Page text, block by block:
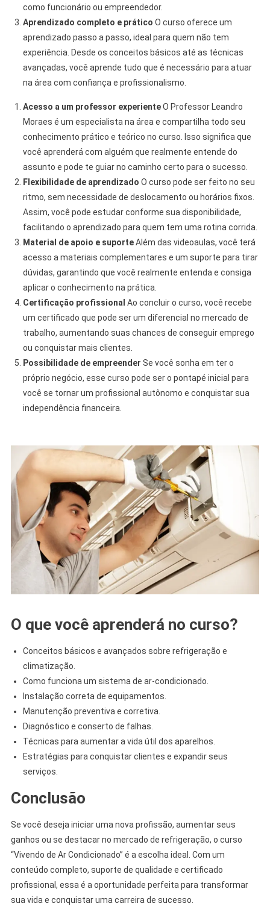
como funcionário ou empreendedor.
Aprendizado completo e prático O curso oferece um
aprendizado passo a passo, ideal para quem não tem
experiência. Desde os conceitos básicos até as técnicas
avançadas, você aprende tudo que é necessário para atuar
na área com confiança e profissionalismo.
Acesso a um professor experienteO Professor Leandro
Moraes é um especialista na área e compartilha todo seu
conhecimento prático e teórico no curso. Isso significa que
você aprenderá com alguém que realmente entende do
assunto e pode te guiar no caminho certo para o sucesso.
Flexibilidade de aprendizado O curso pode ser feito no seu
ritmo, sem necessidade de deslocamento ou horários fixos.
Assim, você pode estudar conforme sua disponibilidade,
facilitando o aprendizado para quem tem uma rotina corrida.
Material de apoio e suporteAlém das videoaulas, você terá
acesso a materiais complementares e um suporte para tirar
dúvidas, garantindo que você realmente entenda e consiga
aplicar o conhecimento na prática.
Certificação profissional Ao concluir o curso, você recebe
um certificado que pode ser um diferencial no mercado de
trabalho, aumentando suas chances de conseguir emprego
ou conquistar mais clientes.
Possibilidade de empreender Se você sonha em ter o
próprio negócio, esse curso pode ser o pontapé inicial para
você se tornar um profissional autônomo e conquistar sua
independência financeira.
O que você aprenderá no curso?
Conceitos básicos e avançados sobre refrigeração e
climatização.
Como funciona um sistema de ar-condicionado.
Instalação correta de equipamentos.
Manutenção preventiva e corretiva.
Diagnóstico e conserto de falhas.
Técnicas para aumentar a vida útil dos aparelhos.
Estratégias para conquistar clientes e expandir seus
serviços.
Conclusão
Se você deseja iniciar uma nova profissão, aumentar seus
ganhos ou se destacar no mercado de refrigeração, o curso
“Vivendo de Ar Condicionado” é a escolha ideal. Com um
conteúdo completo, suporte de qualidade e certificado
profissional, essa é a oportunidade perfeita para transformar
sua vida e conquistar uma carreira de sucesso.